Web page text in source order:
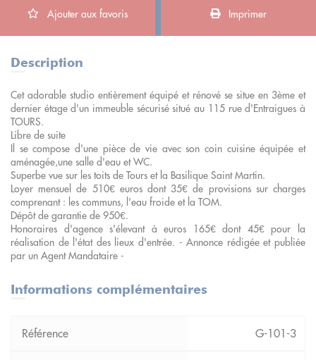
Ajouter aux favoris Imprimer
Description
Cet adorable studio entièrement équipé et rénové se situe en 3ème et
dernier étage d'un immeuble sécurisé situé au 115 rue d'Entraigues à
TOURS.
Libre de suite
Il se compose d'une pièce de vie avec son coin cuisine équipée et
aménagée,une salle d'eau et WC.
Superbe vue sur les toits de Tours et la Basilique Saint Martin.
Loyer mensuel de 510€ euros dont 35€ de provisions sur charges
comprenant : les communs, l'eau froide et la TOM.
Dépôt de garantie de 950€.
Honoraires d'agence s'élevant à euros 165€ dont 45€ pour la
réalisation de l'état des lieux d'entrée. - Annonce rédigée et publiée
par un Agent Mandataire -
Informations complémentaires
G-101-3